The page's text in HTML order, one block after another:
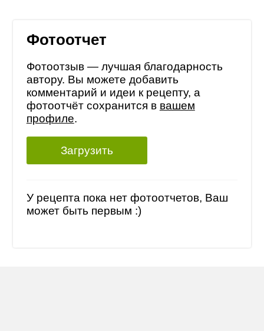
Фотоотчет
Фотоотзыв — лучшая благодарность
автору. Вы можете добавить
комментарий и идеи к рецепту, а
фотоотчёт сохранится в вашем
профиле.
Загрузить
У рецепта пока нет фотоотчетов, Ваш
может быть первым :)